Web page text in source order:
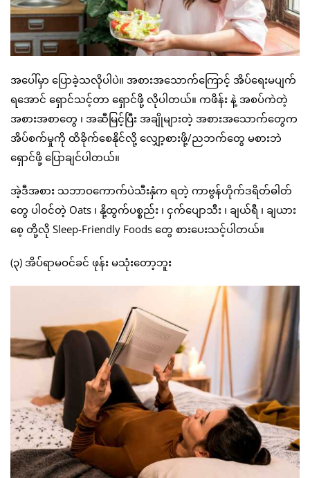
အပေါ်မှာ ပြောခဲ့သလိုပါပဲ။ အစားအသောက်ကြောင့် အိပ်ရေးမပျက်
ရအောင် ရှောင်သင့်တာ ရှောင်ဖို့ လိုပါတယ်။ ကဖိန်း နဲ့ အစပ်ကဲတဲ့
အစားအစာတွေ ၊ အဆီမြင့်ပြီး အချိုများတဲ့ အစားအသောက်တွေက
အိပ်စက်မှုကို ထိခိုက်စေနိုင်လို့ လျှော့စားဖို့/ညဘက်တွေ မစားဘဲ
ရှောင်ဖို့ ပြောချင်ပါတယ်။
အဲ့ဒီအစား သဘာဝကောက်ပဲသီးနှံက ရတဲ့ ကာဗွန်ဟိုက်ဒရိတ်ဓါတ်
တွေ ပါဝင်တဲ့ Oats ၊ နို့ထွက်ပစ္စည်း ၊ ငှက်ပျောသီး ၊ ချယ်ရီ ၊ ချယား
စေ့ တို့လို Sleep-Friendly Foods တွေ စားပေးသင့်ပါတယ်။
(၃) အိပ်ရာမဝင်ခင် ဖုန်း မသုံးတော့ဘူး